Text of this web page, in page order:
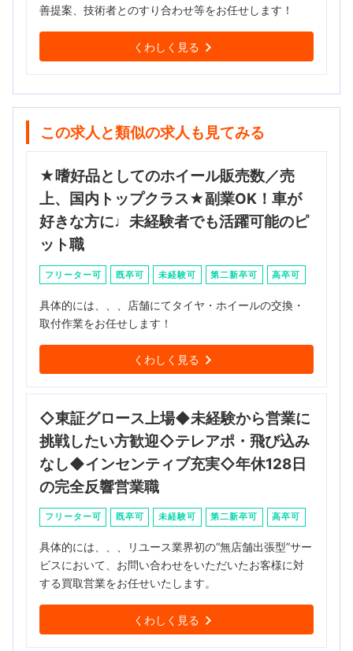
善提案、技術者とのすり合わせ等をお任せします！
くわしく見る
この求人と類似の求人も見てみる
★嗜好品としてのホイール販売数／売
上、国内トップクラス★副業OK！車が
好きな方に♩未経験者でも活躍可能のピ
ット職
フリーター可 既卒可 未経験可 第二新卒可 高卒可
具体的には、、、店舗にてタイヤ・ホイールの交換・
取付作業をお任せします！
くわしく見る
◇東証グロース上場◆未経験から営業に
挑戦したい方歓迎◇テレアポ・飛び込み
なし◆インセンティブ充実◇年休128日
の完全反響営業職
フリーター可 既卒可 未経験可 第二新卒可 高卒可
具体的には、、、リユース業界初の“無店舗出張型”サー
ビスにおいて、お問い合わせをいただいたお客様に対
する買取営業をお任せいたします。
くわしく見る